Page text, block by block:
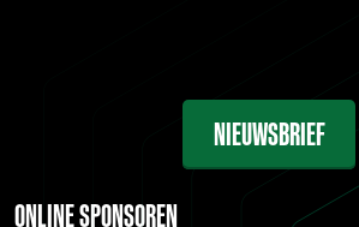
NIEUWSBRIEF
ONLINE SPONSOREN